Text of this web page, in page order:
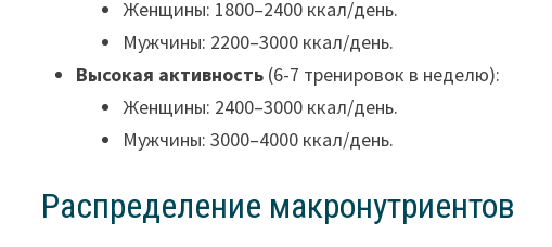
Женщины: 1800–2400 ккал/день.
Мужчины: 2200–3000 ккал/день.
Высокая активность (6-7 тренировок в неделю):
Женщины: 2400–3000 ккал/день.
Мужчины: 3000–4000 ккал/день.
Распределение макронутриентов